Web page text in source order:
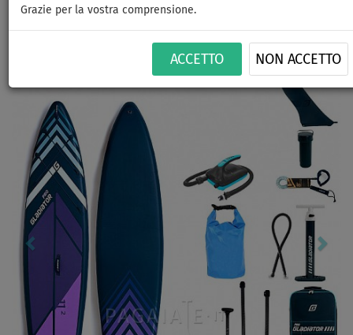
Grazie per la vostra comprensione.
ACCETTO NON ACCETTO
Next